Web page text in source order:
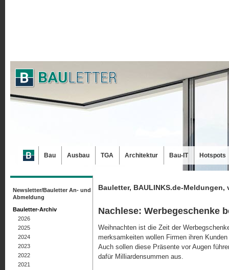
Bauletter, BAULINKS.de-Meldungen,
Nachlese: Werbegeschenke
Weihnachten ist die Zeit der
merksamkeiten wollen Firmen ihren
Auch sollen diese Präsente vor Augen
dafür Milliardensummen aus.
Newsletter/Bauletter An- und
Abmeldung
Bauletter-Archiv
2026
2025
2024
2023
2022
2021
Bau Ausbau TGA Architektur Bau-IT Hotspots